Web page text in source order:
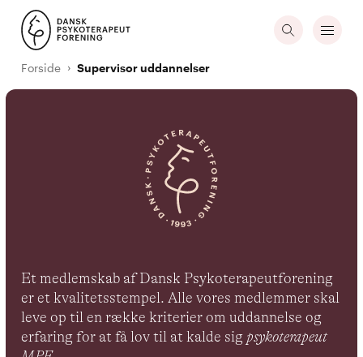
Forside Supervisor uddannelser
Et medlemskab af Dansk Psykoterapeutforening
er et kvalitetsstempel. Alle vores medlemmer skal
leve op til en række kriterier om uddannelse og
erfaring for at få lov til at kalde sig psykoterapeut